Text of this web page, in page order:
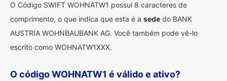
O Código SWIFT WOHNATW1 possui 8 caracteres de
comprimento, o que indica que esta é a sede do BANK
AUSTRIA WOHNBAUBANK AG. Você também pode vê-lo
escrito como WOHNATW1XXX.
O código WOHNATW1 é válido e ativo?